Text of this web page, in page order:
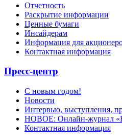
Отчетность
Раскрытие информации
Ценные бумаги
Инсайдерам
Информация для
Контактная информация
Пресс-центр
С новым годом!
Новости
Интервью, выступления,
НОВОЕ: Онлайн-журнал
Контактная информация